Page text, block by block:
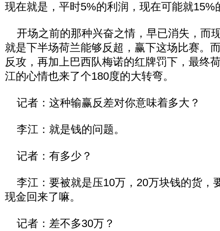
现在就是，平时5%的利润，现在可能就15%
开场之前的那种兴奋之情，早已消失，而
就是下半场荷兰能够反超，赢下这场比赛。
反攻，再加上巴西队梅诺的红牌罚下，最终
江的心情也来了个180度的大转弯。
记者：这种输赢反差对你意味着多大？
李江：就是钱的问题。
记者：有多少？
李江：要被就是压10万，20万块钱的货，
现金回来了嘛。
记者：差不多30万？